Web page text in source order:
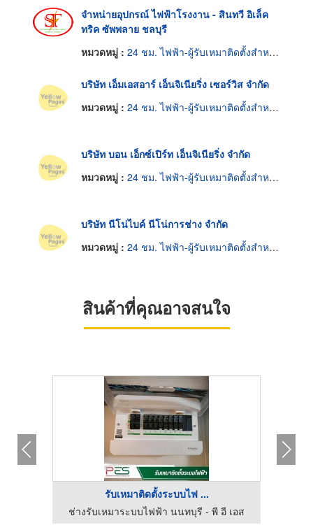
จำหน่ายอุปกรณ์ ไฟฟ้าโรงงาน - สินทวี อิเล็ค
ทริค ซัพพลาย ชลบุรี
หมวดหมู่ : 24 ชม. ไฟฟ้า-ผู้รับเหมาติดตั้งสำหรับบ้านและโรงงาน
บริษัท เอ็มเอสอาร์ เอ็นจิเนียริ่ง เซอร์วิส จำกัด
หมวดหมู่ : 24 ชม. ไฟฟ้า-ผู้รับเหมาติดตั้งสำหรับบ้านและโรงงาน
บริษัท บอน เอ็กซ์เปิร์ท เอ็นจิเนียริ่ง จำกัด
หมวดหมู่ : 24 ชม. ไฟฟ้า-ผู้รับเหมาติดตั้งสำหรับบ้านและโรงงาน
บริษัท นีโน่ไบค์ นีโน่การช่าง จำกัด
หมวดหมู่ : 24 ชม. ไฟฟ้า-ผู้รับเหมาติดตั้งสำหรับบ้านและโรงงาน
สินค้าที่คุณอาจสนใจ
รับเหมาติดตั้งระบบไฟ ...
ช่างรับเหมาระบบไฟฟ้า นนทบุรี - พี อี เอส